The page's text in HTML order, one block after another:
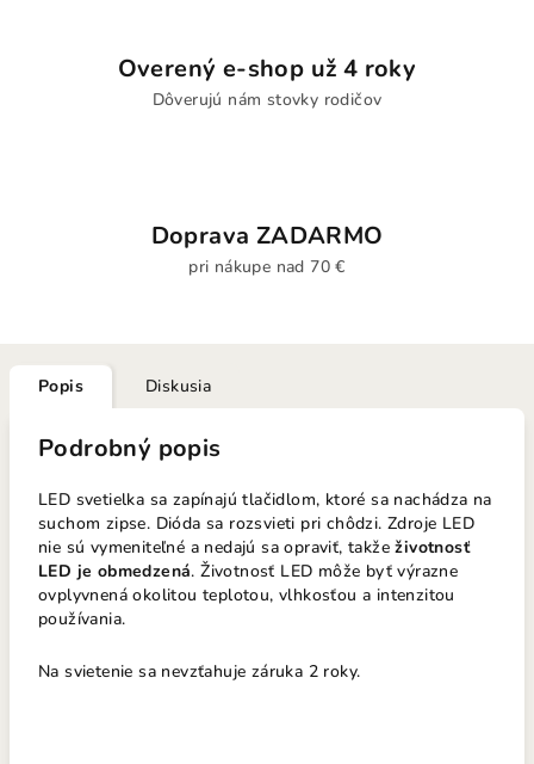
Overený e-shop už 4 roky
Dôverujú nám stovky rodičov
Doprava ZADARMO
pri nákupe nad 70 €
Popis Diskusia
Podrobný popis
LED svetielka sa zapínajú tlačidlom, ktoré sa nachádza na
suchom zipse. Dióda sa rozsvieti pri chôdzi. Zdroje LED
nie sú vymeniteľné a nedajú sa opraviť, takže životnosť
LED je obmedzená. Životnosť LED môže byť výrazne
ovplyvnená okolitou teplotou, vlhkosťou a intenzitou
používania.
Na svietenie sa nevzťahuje záruka 2 roky.